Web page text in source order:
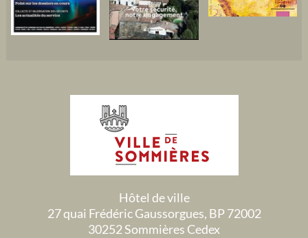
Hôtel de ville
27 quai Frédéric Gaussorgues, BP 72002
30252 Sommières Cedex